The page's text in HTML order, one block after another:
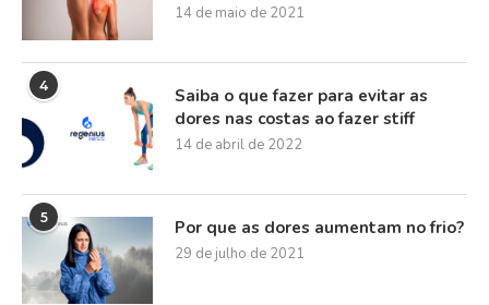
14 de maio de 2021
4
Saiba o que fazer para evitar as
dores nas costas ao fazer stiff
14 de abril de 2022
5 Por que as dores aumentam no frio?
29 de julho de 2021